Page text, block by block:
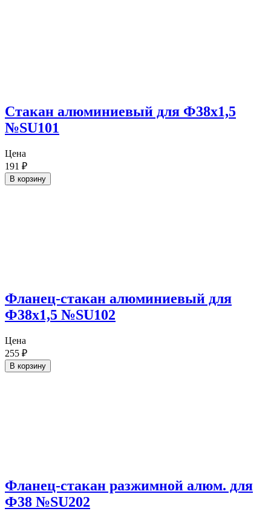
Cтакан алюминиевый для Ф38х1,5
№SU101
Цена
191 ₽
В корзину
Фланец-стакан алюминиевый для
Ф38х1,5 №SU102
Цена
255 ₽
В корзину
Фланец-стакан разжимной алюм. для
Ф38 №SU202